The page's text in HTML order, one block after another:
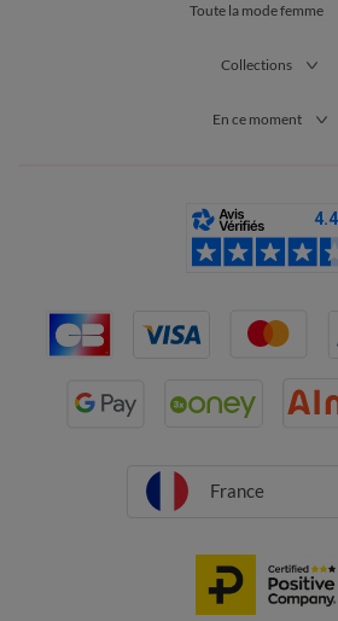
Toute la mode femme
Collections
En ce moment
France